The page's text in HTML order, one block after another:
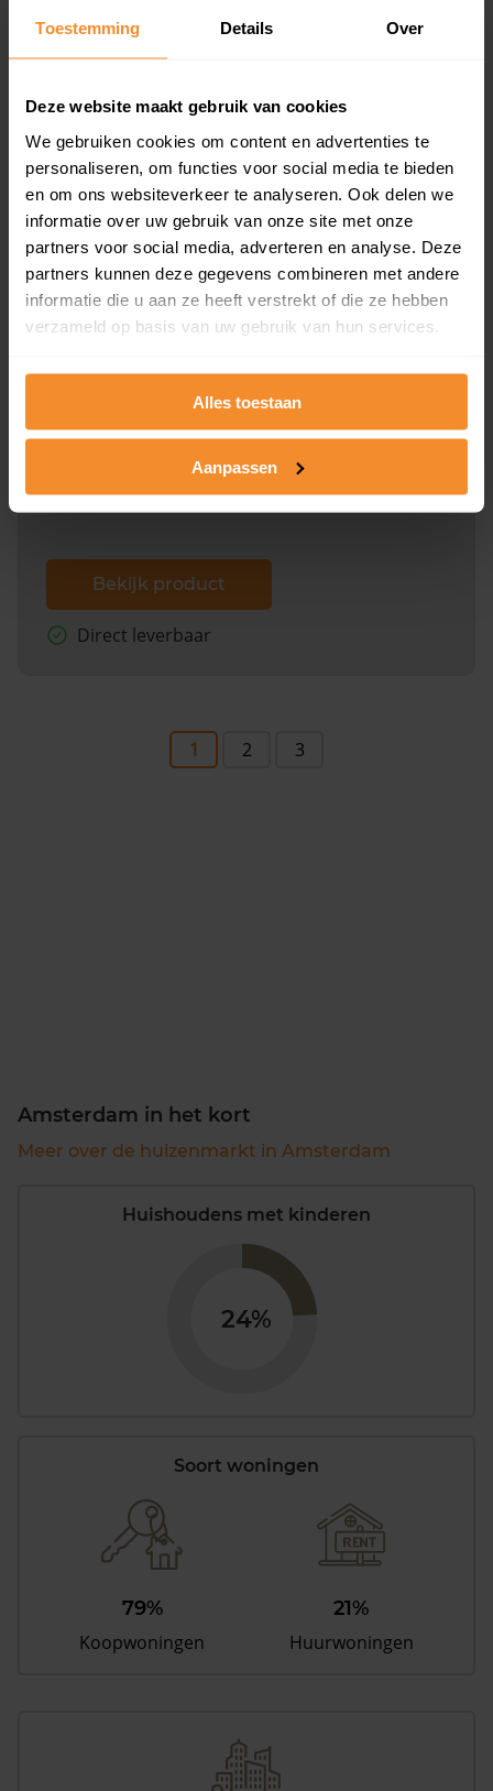
Toestemming Details Over
Deze website maakt gebruik van cookies
We gebruiken cookies om content en advertenties te
personaliseren, om functies voor social media te bieden
en om ons websiteverkeer te analyseren. Ook delen we
informatie over uw gebruik van onze site met onze
partners voor social media, adverteren en analyse. Deze
partners kunnen deze gegevens combineren met andere
informatie die u aan ze heeft verstrekt of die ze hebben
verzameld op basis van uw gebruik van hun services.
Alles toestaan
Aanpassen
Een overzicht van alle verkochte woningen (koopsom
en koopdatum) binnen een postcodegebied. Dit
Bekijk product
Direct leverbaar
Een uitgebreid overzicht van het perceel en
dit inclusief de luchtfoto!
Bekijk product
Direct leverbaar
1 2 3
Amsterdam in het kort
Meer over de huizenmarkt in Amsterdam
Huishoudens met kinderen
24%
Soort woningen
79%
Koopwoningen
21%
Huurwoningen